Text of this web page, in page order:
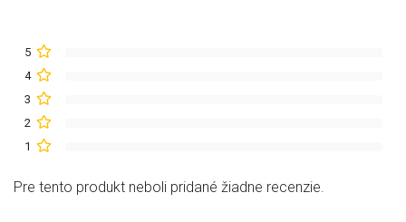
5
4
3
2
1
Pre tento produkt neboli pridané žiadne recenzie.